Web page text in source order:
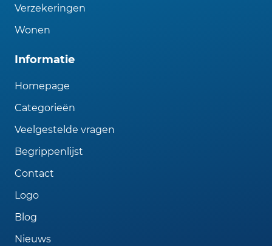
Verzekeringen
Wonen
Informatie
Homepage
Categorieën
Veelgestelde vragen
Begrippenlijst
Contact
Logo
Blog
Nieuws